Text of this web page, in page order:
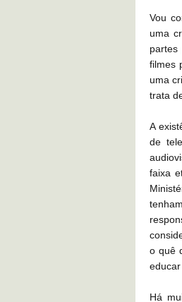
Vou
uma
partes
filmes
uma
trata
A
de
faixa
o quê
educar
Há